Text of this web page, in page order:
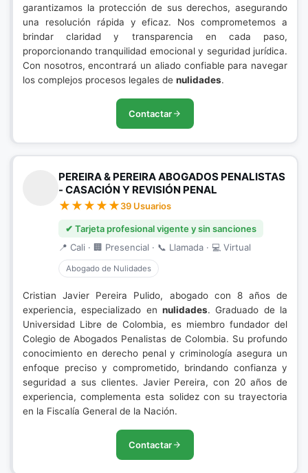
garantizamos la protección de sus derechos, asegurando
una resolución rápida y eficaz. Nos comprometemos a
brindar claridad y transparencia en cada paso,
proporcionando tranquilidad emocional y seguridad jurídica.
Con nosotros, encontrará un aliado confiable para navegar
los complejos procesos legales de nulidades.
Contactar
PEREIRA & PEREIRA ABOGADOS PENALISTAS
- CASACIÓN Y REVISIÓN PENAL
39 Usuarios
✔ Tarjeta profesional vigente y sin sanciones
📍 Cali · 🏢 Presencial · 📞 Llamada · 💻 Virtual
Abogado de Nulidades
Cristian Javier Pereira Pulido, abogado con 8 años de
experiencia, especializado en nulidades. Graduado de la
Universidad Libre de Colombia, es miembro fundador del
Colegio de Abogados Penalistas de Colombia. Su profundo
conocimiento en derecho penal y criminología asegura un
enfoque preciso y comprometido, brindando confianza y
seguridad a sus clientes. Javier Pereira, con 20 años de
experiencia, complementa esta solidez con su trayectoria
en la Fiscalía General de la Nación.
Contactar